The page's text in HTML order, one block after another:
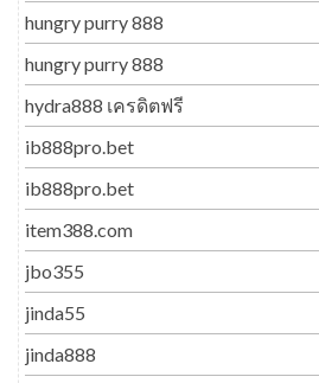
hungry purry 888
hungry purry 888
hydra888 เครดิตฟรี
ib888pro.bet
ib888pro.bet
item388.com
jbo355
jinda55
jinda888